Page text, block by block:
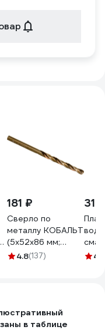
181 ₽
Сверло по
металлу КОБАЛЬТ
(5х52х86 мм;
Р6М5К5; класс А1)
4.8(137)
WR-
4
в таблице